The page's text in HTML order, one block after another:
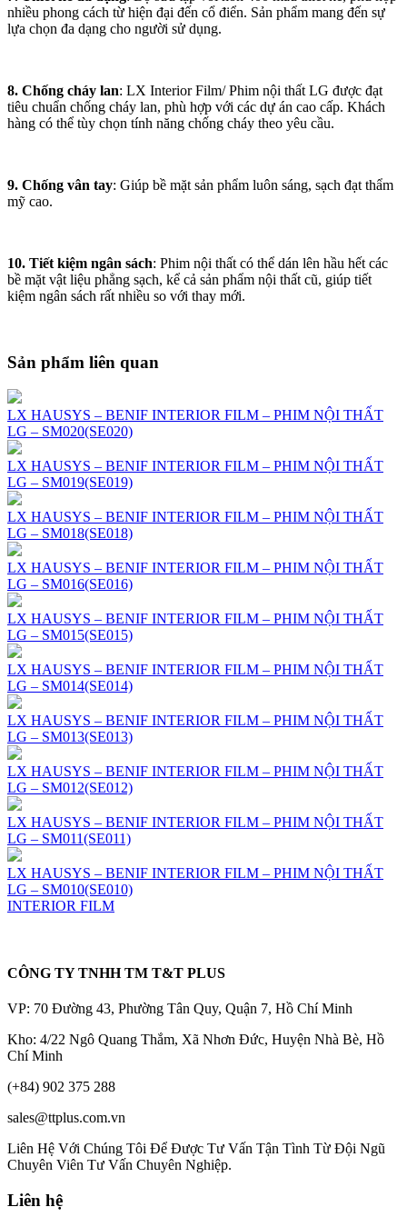
nhiều phong cách từ hiện đại đến cổ điển. Sản phẩm mang đến sự
lựa chọn đa dạng cho người sử dụng.
8. Chống cháy lan: LX Interior Film/ Phim nội thất LG được đạt
tiêu chuẩn chống cháy lan, phù hợp với các dự án cao cấp. Khách
hàng có thể tùy chọn tính năng chống cháy theo yêu cầu.
9. Chống vân tay: Giúp bề mặt sản phẩm luôn sáng, sạch đạt thẩm
mỹ cao.
10. Tiết kiệm ngân sách: Phim nội thất có thể dán lên hầu hết các
bề mặt vật liệu phẳng sạch, kể cả sản phẩm nội thất cũ, giúp tiết
kiệm ngân sách rất nhiều so với thay mới.
Sản phẩm liên quan
LX HAUSYS – BENIF INTERIOR FILM – PHIM NỘI THẤT
LG – SM020(SE020)
LX HAUSYS – BENIF INTERIOR FILM – PHIM NỘI THẤT
LG – SM019(SE019)
LX HAUSYS – BENIF INTERIOR FILM – PHIM NỘI THẤT
LG – SM018(SE018)
LX HAUSYS – BENIF INTERIOR FILM – PHIM NỘI THẤT
LG – SM016(SE016)
LX HAUSYS – BENIF INTERIOR FILM – PHIM NỘI THẤT
LG – SM015(SE015)
LX HAUSYS – BENIF INTERIOR FILM – PHIM NỘI THẤT
LG – SM014(SE014)
LX HAUSYS – BENIF INTERIOR FILM – PHIM NỘI THẤT
LG – SM013(SE013)
LX HAUSYS – BENIF INTERIOR FILM – PHIM NỘI THẤT
LG – SM012(SE012)
LX HAUSYS – BENIF INTERIOR FILM – PHIM NỘI THẤT
LG – SM011(SE011)
LX HAUSYS – BENIF INTERIOR FILM – PHIM NỘI THẤT
LG – SM010(SE010)
INTERIOR FILM
CÔNG TY TNHH TM T&T PLUS
VP: 70 Đường 43, Phường Tân Quy, Quận 7, Hồ Chí Minh
Kho: 4/22 Ngô Quang Thắm, Xã Nhơn Đức, Huyện Nhà Bè, Hồ
Chí Minh
(+84) 902 375 288
sales@ttplus.com.vn
Liên Hệ Với Chúng Tôi Để Được Tư Vấn Tận Tình Từ Đội Ngũ
Chuyên Viên Tư Vấn Chuyên Nghiệp.
Liên hệ